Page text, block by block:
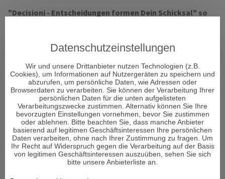
"Decisioni - Entscheidungen formen Dein Schicksal" so
geht es im Leben. Entscheidungen sind ein Moment in
Viele Menschen sehnen sich nach Erholung und suchen den
Zugang zu sich selbst. Aber was genau gibt es, um bei sich
selbst wieder anzukommen und den Fokus auf das zu lenken,
was wirklich wichtig ist im Leben und die richtigen
Entscheidungen zu treffen?
Den Körper und Seele in Einklang zu bringen ist von enormer
Wichtigkeit für den Menschen. Man könnte auch sagen – es
Datenschutzeinstellungen
Wir und unsere Drittanbieter nutzen Technologien (z.B.
Cookies), um Informationen auf Nutzergeräten zu speichern und
abzurufen, um persönliche Daten, wie Adressen oder
Browserdaten zu verarbeiten. Sie können der Verarbeitung Ihrer
persönlichen Daten für die unten aufgelisteten
Verarbeitungszwecke zustimmen. Alternativ können Sie Ihre
bevorzugten Einstellungen vornehmen, bevor Sie zustimmen
oder ablehnen. Bitte beachten Sie, dass manche Anbieter
basierend auf legitimen Geschäftsinteressen Ihre persönlichen
Daten verarbeiten, ohne nach Ihrer Zustimmung zu fragen. Um
Ihr Recht auf Widerspruch gegen die Verarbeitung auf der Basis
von legitimen Geschäftsinteressen auszuüben, sehen Sie sich
bitte unsere Anbieterliste an.